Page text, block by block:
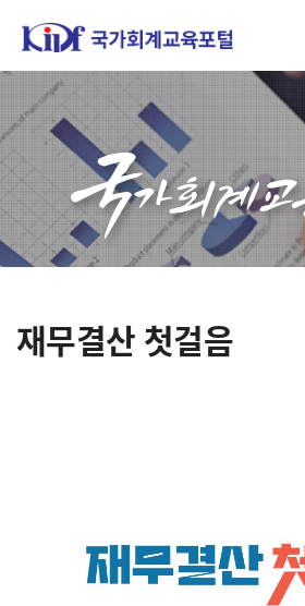
지가 새롭게 개편되었습니다.
세재정연구원홈페이지가 새롭게 개설되었습니다.
재무결산 첫걸음